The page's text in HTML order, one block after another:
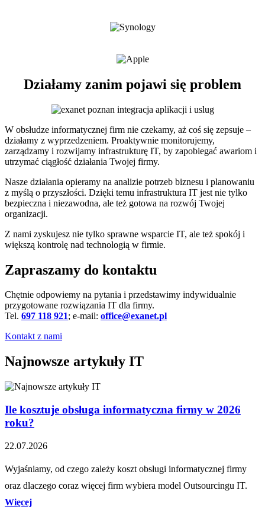
Działamy zanim pojawi się problem
W obsłudze informatycznej firm nie czekamy, aż coś się zepsuje –
działamy z wyprzedzeniem. Proaktywnie monitorujemy,
zarządzamy i rozwijamy infrastrukturę IT, by zapobiegać awariom i
utrzymać ciągłość działania Twojej firmy.
Nasze działania opieramy na analizie potrzeb biznesu i planowaniu
z myślą o przyszłości. Dzięki temu infrastruktura IT jest nie tylko
bezpieczna i niezawodna, ale też gotowa na rozwój Twojej
organizacji.
Z nami zyskujesz nie tylko sprawne wsparcie IT, ale też spokój i
większą kontrolę nad technologią w firmie.
Zapraszamy do kontaktu
Chętnie odpowiemy na pytania i przedstawimy indywidualnie
przygotowane rozwiązania IT dla firmy.
Tel. 697 118 921; e-mail: office@exanet.pl
Kontakt z nami
Najnowsze artykuły IT
Ile kosztuje obsługa informatyczna firmy w 2026
roku?
22.07.2026
Wyjaśniamy, od czego zależy koszt obsługi informatycznej firmy
oraz dlaczego coraz więcej firm wybiera model Outsourcingu IT.
Więcej